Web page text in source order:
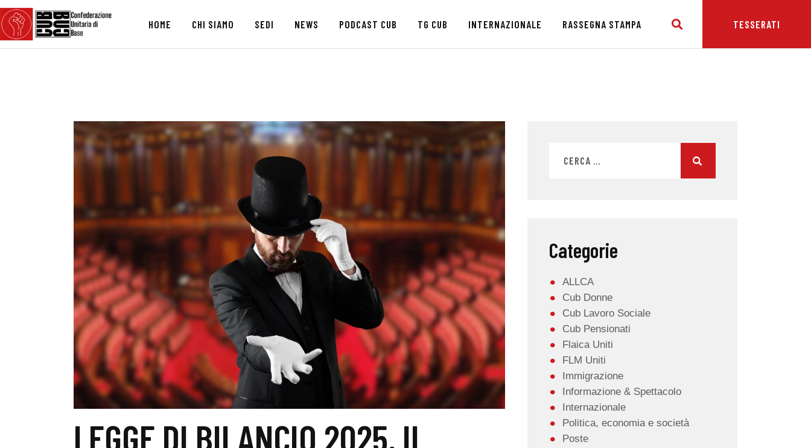
HOME CHI SIAMO SEDI NEWS PODCAST CUB TG CUB INTERNAZIONALE RASSEGNA STAMPA TESSERATI
HOME
CHI SIAMO
NEWS
PODCAST CUB
TG CUB
INTERNAZIONALE
RASSEGNA STAMPA
LEGGE DI BILANCIO 2025, IL
Categorie
ALLCA
Cub Donne
Cub Lavoro Sociale
Cub Pensionati
Flaica Uniti
FLM Uniti
Immigrazione
Informazione & Spettacolo
Internazionale
Politica, economia e società
Poste